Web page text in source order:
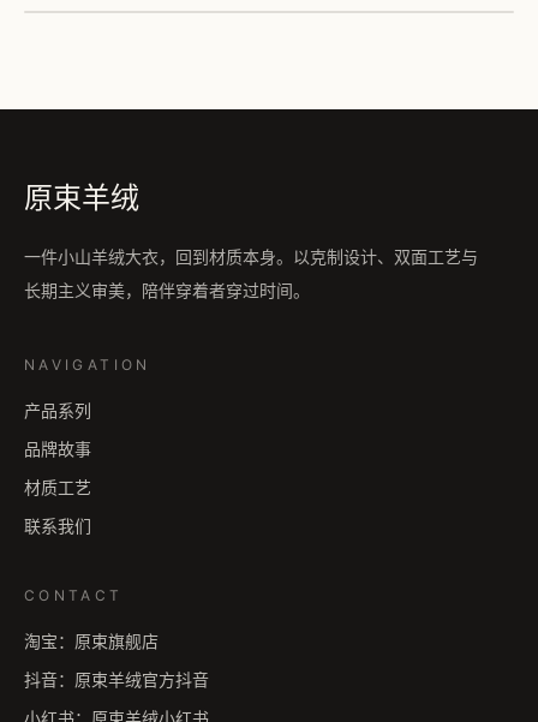
原束羊绒
一件小山羊绒大衣，回到材质本身。以克制设计、双面工艺与
长期主义审美，陪伴穿着者穿过时间。
NAVIGATION
产品系列
品牌故事
材质工艺
联系我们
CONTACT
淘宝： 原束旗舰店
抖音： 原束羊绒官方抖音
小红书： 原束羊绒小红书